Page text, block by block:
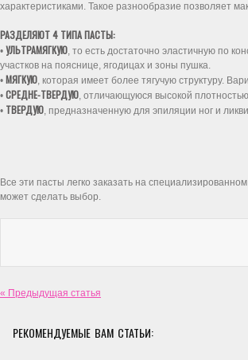
характеристиками. Такое разнообразие позволяет
РАЗДЕЛЯЮТ 4 ТИПА ПАСТЫ:
• УЛЬТРАМЯГКУЮ, то есть достаточно эластичную по
участков на пояснице, ягодицах и зоны пушка.
• МЯГКУЮ, которая имеет более тягучую структуру.
• СРЕДНЕ-ТВЕРДУЮ, отличающуюся высокой
• ТВЕРДУЮ, предназначенную для эпиляции ног и
Все эти пасты легко заказать на
может сделать выбор.
« Предыдущая статья
РЕКОМЕНДУЕМЫЕ ВАМ СТАТЬИ: